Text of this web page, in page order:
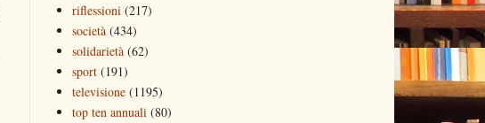
riflessioni (217)
società (434)
solidarietà (62)
sport (191)
televisione (1195)
top ten annuali (80)